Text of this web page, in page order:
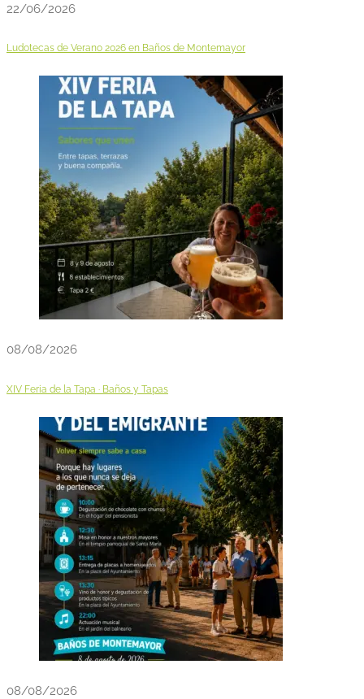
22/06/2026
Ludotecas de Verano 2026 en Baños de Montemayor
08/08/2026
XIV Feria de la Tapa · Baños y Tapas
08/08/2026